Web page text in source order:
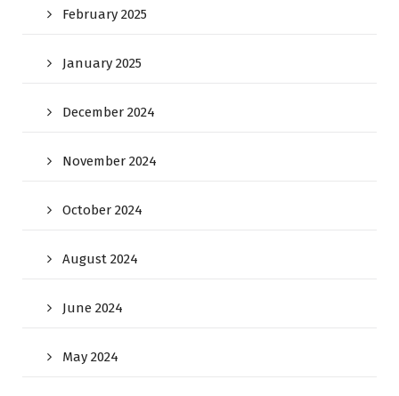
February 2025
January 2025
December 2024
November 2024
October 2024
August 2024
June 2024
May 2024